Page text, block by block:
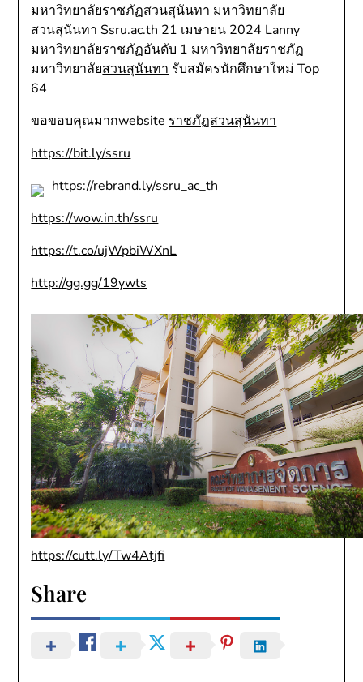
มหาวิทยาลัยราชภัฏสวนสุนันทา มหาวิทยาลัย
สวนสุนันทา Ssru.ac.th 21 เมษายน 2024 Lanny
มหาวิทยาลัยราชภัฏอันดับ 1 มหาวิทยาลัยราชภัฏ
มหาวิทยาลัยสวนสุนันทา รับสมัครนักศึกษาใหม่ Top
64
ขอขอบคุณมากwebsite ราชภัฏสวนสุนันทา
https://bit.ly/ssru
https://rebrand.ly/ssru_ac_th
https://wow.in.th/ssru
https://t.co/ujWpbiWXnL
http://gg.gg/19ywts
https://cutt.ly/Tw4Atjfi
Share